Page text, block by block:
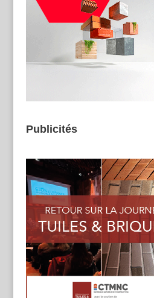
Publicités